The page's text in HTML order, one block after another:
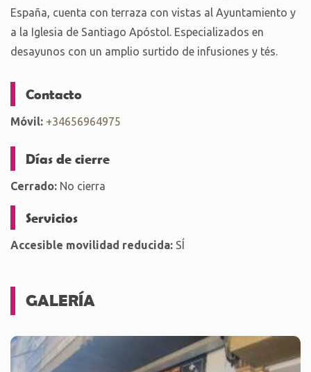
España, cuenta con terraza con vistas al Ayuntamiento y
a la Iglesia de Santiago Apóstol. Especializados en
desayunos con un amplio surtido de infusiones y tés.
Contacto
Móvil: +34656964975
Días de cierre
Cerrado: No cierra
Servicios
Accesible movilidad reducida: SÍ
GALERÍA